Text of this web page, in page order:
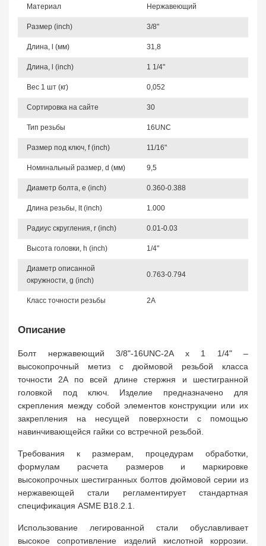
Материал Нержавеющий
Размер (inch) 3/8"
Длина, l (мм) 31,8
Длина, l (inch) 1 1/4"
Вес 1 шт (кг) 0,052
Сортировка на сайте 30
Тип резьбы 16UNC
Размер под ключ, f (inch) 11/16"
Номинальный размер, d (мм) 9,5
Диаметр болта, e (inch) 0.360-0.388
Длина резьбы, lt (inch) 1.000
Радиус скругления, r (inch) 0.01-0.03
Высота головки, h (inch) 1/4"
Диаметр описанной
окружности, g (inch)
0.763-0.794
Класс точности резьбы 2A
Описание
Болт нержавеющий 3/8"-16UNC-2A х 1 1/4" –
высокопрочный метиз c дюймовой резьбой класса
точности 2A по всей длине стержня и шестигранной
головкой под ключ. Изделие предназначено для
скрепления между собой элементов конструкции или их
закрепления на несущей поверхности с помощью
навинчивающейся гайки со встречной резьбой.
Требования к размерам, процедурам обработки,
формулам расчета размеров и маркировке
высокопрочных шестигранных болтов дюймовой серии из
нержавеющей стали регламентирует стандартная
спецификация ASME B18.2.1.
Использование легированной стали обуславливает
высокое сопротивление изделий кислотной коррозии.